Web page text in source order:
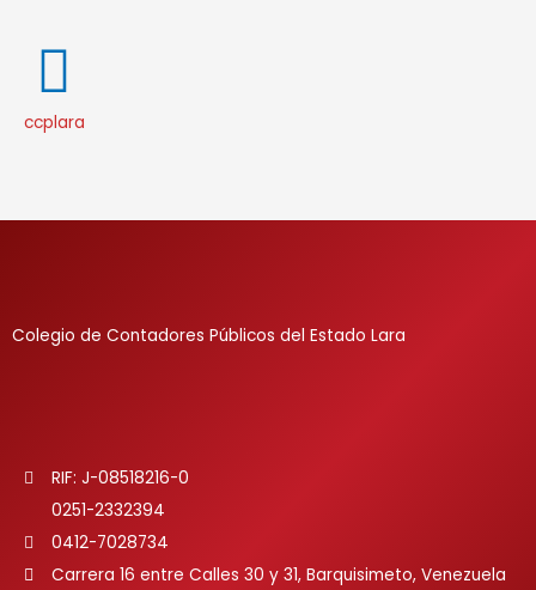
ccplara
Colegio de Contadores Públicos del Estado Lara
RIF: J-08518216-0
0251-2332394
0412-7028734
Carrera 16 entre Calles 30 y 31, Barquisimeto, Venezuela